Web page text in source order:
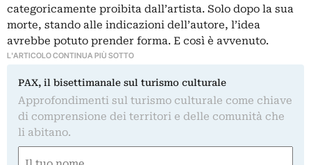
categoricamente proibita dall’artista. Solo dopo la sua
morte, stando alle indicazioni dell’autore, l’idea
avrebbe potuto prender forma. E così è avvenuto.
L'ARTICOLO CONTINUA PIÙ SOTTO
PAX, il bisettimanale sul turismo culturale
Approfondimenti sul turismo culturale come chiave
di comprensione dei territori e delle comunità che
li abitano.